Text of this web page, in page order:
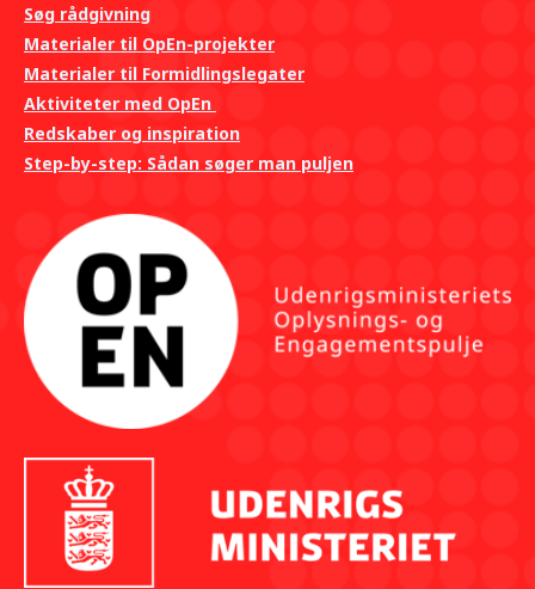
Søg rådgivning
Materialer til OpEn-projekter
Materialer til Formidlingslegater
Aktiviteter med OpEn
Redskaber og inspiration
Step-by-step: Sådan søger man puljen